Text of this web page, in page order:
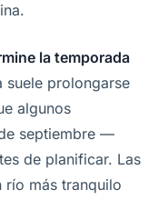
la temporada
suele prolongarse
algunos
septiembre —
de planificar. Las
río más tranquilo